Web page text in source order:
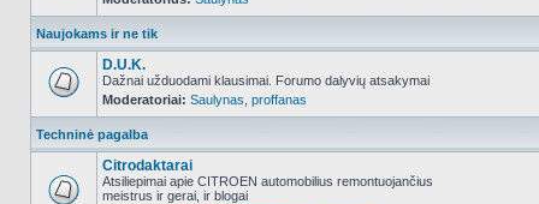
Naujokams ir ne tik
NO_UNREAD_POSTS
D.U.K.
Dažnai užduodami klausimai. Forumo dalyvių atsakymai
Moderatoriai: Saulynas proffanas
Techninė pagalba
Citrodaktarai
Atsiliepimai apie CITROEN automobilius remontuojančius
meistrus ir gerai, ir blogai